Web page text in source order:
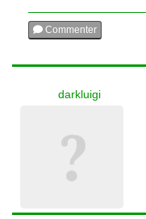
Commenter
darkluigi